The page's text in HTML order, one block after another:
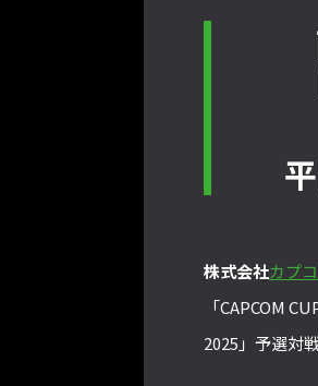
株式会社カプ
「CAPCOM
2025」予選対